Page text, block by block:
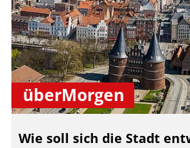
überMorgen
Wie soll sich die Stadt